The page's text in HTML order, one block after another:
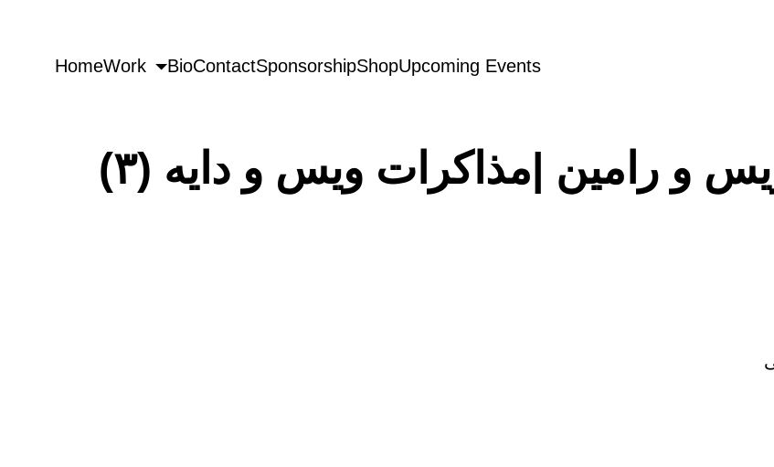
HomeWork BioContactSponsorshipShopUpcoming Events